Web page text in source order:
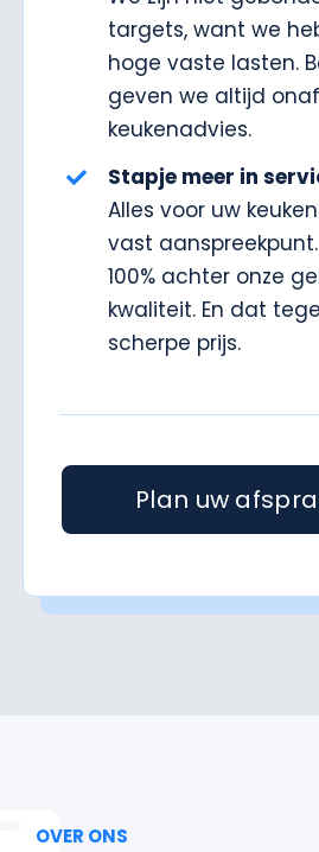
targets, want we
hoge vaste lasten.
geven we altijd
keukenadvies.
Stapje meer in
Alles voor uw
vast
100% achter onze
kwaliteit. En dat
scherpe prijs.
Plan uw
OVER ONS